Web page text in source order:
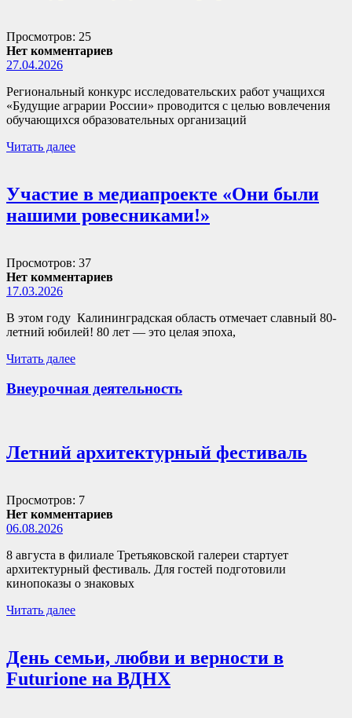
Просмотров: 25
Нет комментариев
27.04.2026
Региональный конкурс исследовательских работ учащихся
«Будущие аграрии России» проводится с целью вовлечения
обучающихся образовательных организаций
Читать далее
Участие в медиапроекте «Они были
нашими ровесниками!»
Просмотров: 37
Нет комментариев
17.03.2026
В этом году Калининградская область отмечает славный 80-
летний юбилей! 80 лет — это целая эпоха,
Читать далее
Внеурочная деятельность
Летний архитектурный фестиваль
Просмотров: 7
Нет комментариев
06.08.2026
8 августа в филиале Третьяковской галереи стартует
архитектурный фестиваль. Для гостей подготовили
кинопоказы о знаковых
Читать далее
День семьи, любви и верности в
Futurione на ВДНХ